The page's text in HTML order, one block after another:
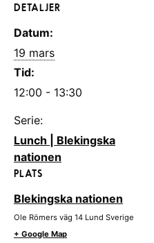
DETALJER
Datum:
19 mars
Tid:
12:00 - 13:30
Serie:
Lunch | Blekingska
nationen
PLATS
Blekingska nationen
Ole Römers väg 14 Lund Sverige
+ Google Map